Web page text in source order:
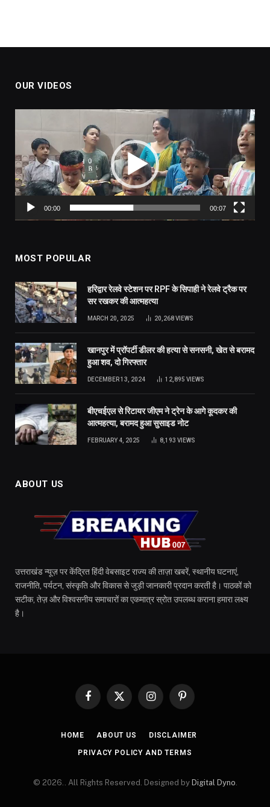
OUR VIDEOS
00:00 00:07
MOST POPULAR
हरिद्वार रेलवे स्टेशन पर RPF के सिपाही ने रेलवे ट्रैक पर
सर रखकर की आत्महत्या
MARCH 20, 2025 20,268VIEWS
खानपुर में प्रॉपर्टी डीलर की हत्या से सनसनी, खेत से बरामद
हुआ शव, दो गिरफ्तार
DECEMBER 13, 2024 12,895 VIEWS
बीएचईएल से रिटायर जीएम ने ट्रेन के आगे कूदकर की
आत्महत्या, बरामद हुआ सुसाइड नोट
FEBRUARY 4, 2025 8,193 VIEWS
ABOUT US
उत्तराखंड न्यूज़ पर केंद्रित हिंदी वेबसाइट राज्य की ताज़ा खबरें, स्थानीय घटनाएं,
राजनीति, पर्यटन, संस्कृति और विकास से जुड़ी जानकारी प्रदान करती है। पाठकों को
सटीक, तेज़ और विश्वसनीय समाचारों का एकमात्र स्रोत उपलब्ध कराना हमारा लक्ष्य
है।
Facebook
X
InstagramPinterest
HOME ABOUT US DISCLAIMER
PRIVACY POLICY AND TERMS
© 2026.. All Rights Reserved. Designed by Digital Dyno